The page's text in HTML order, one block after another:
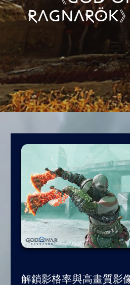
RAGNARÖK
解鎖影格率與高畫質影